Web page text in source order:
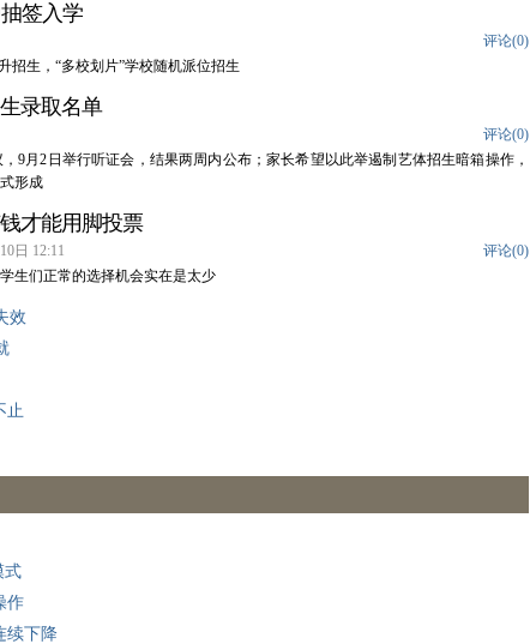
签入学
评论(0)
招生，“多校划片”学校随机派位招生
录取名单
评论(0)
9月2日举行听证会，结果两周内公布；家长希望以此举遏制艺体招生暗箱操作，
形成
才能用脚投票
评论(0)
日 12:11
生们正常的选择机会实在是太少
效
止
式
作
续下降